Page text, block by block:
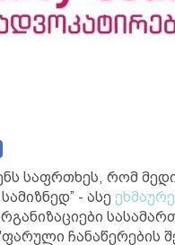
საფრთხეს, რომ
- ასე
ჩანაწერების